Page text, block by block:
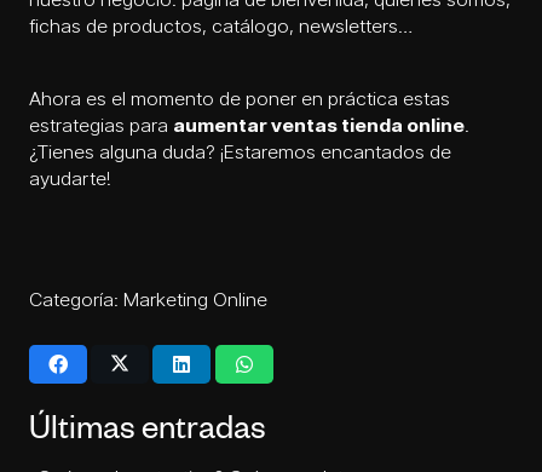
fichas de productos, catálogo, newsletters…
Ahora es el momento de poner en práctica estas
estrategias para aumentar ventas tienda online.
¿Tienes alguna duda? ¡Estaremos encantados de
ayudarte!
Categoría: Marketing Online
Últimas entradas